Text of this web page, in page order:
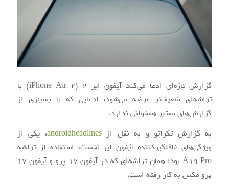
گزارش تازه‌ای ادعا می‌کند آیفون ایر 2 (iPhone Air 2) با
تراشه‌ای ضعیف‌تر عرضه می‌شود؛ ادعایی که با بسیاری از
گزارش‌های معتبر همخوانی ندارد.
به گزارش تکراتو و به نقل ازandroidheadlines، یکی از
ویژگی‌های غافلگیرکننده آیفون ایر نخست، استفاده از تراشه
A19 Pro بود؛ همان تراشه‌ای که در آیفون ۱۷ پرو و آیفون ۱۷
پرو مکس به کار رفته است.